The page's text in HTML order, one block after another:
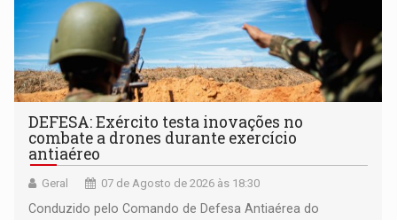
DEFESA: Exército testa inovações no
combate a drones durante exercício
antiaéreo
Geral 07 de Agosto de 2026 às 18:30
Conduzido pelo Comando de Defesa Antiaérea do